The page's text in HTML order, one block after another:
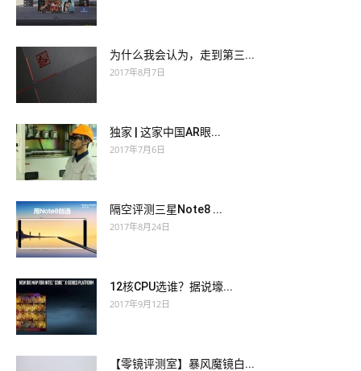
为什么我会认为，走到第三...
2017年8月7日
独家 | 这家中国AR眼...
2017年7月6日
隔空评测三星Note8 ...
2017年8月24日
12核CPU选谁？据说壕...
2017年9月12日
【零镜评测室】暴风魔镜白...